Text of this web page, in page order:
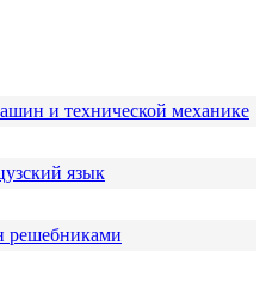
и технической механике
язык
решебниками